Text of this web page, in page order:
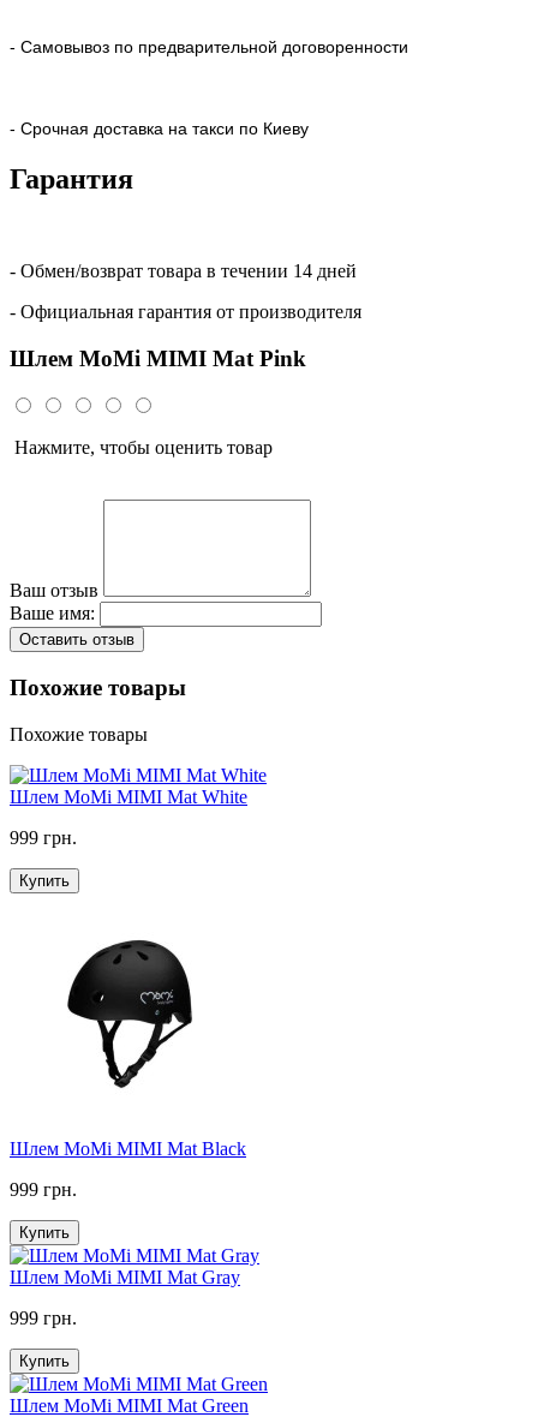
- Самовывоз по предварительной договоренности
- Срочная доставка на такси по Киеву
Гарантия
- Обмен/возврат товара в течении 14 дней
- Официальная гарантия от производителя
Шлем MoMi MIMI Mat Pink
Нажмите, чтобы оценить товар
Ваш отзыв
Ваше имя:
Оставить отзыв
Похожие товары
Похожие товары
Шлем MoMi MIMI Mat White
999 грн.
Купить
Шлем MoMi MIMI Mat Black
999 грн.
Купить
Шлем MoMi MIMI Mat Gray
999 грн.
Купить
Шлем MoMi MIMI Mat Green